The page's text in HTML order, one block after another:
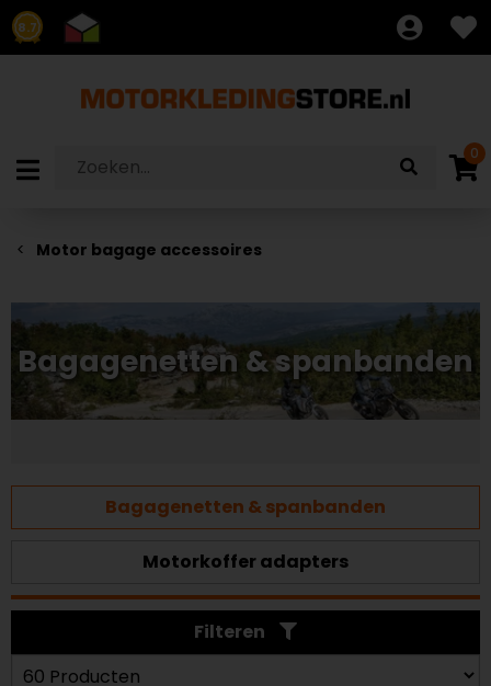
8.7
0
Motor bagage accessoires
Bagagenetten & spanbanden
Bagagenetten & spanbanden
Motorkoffer adapters
Filteren